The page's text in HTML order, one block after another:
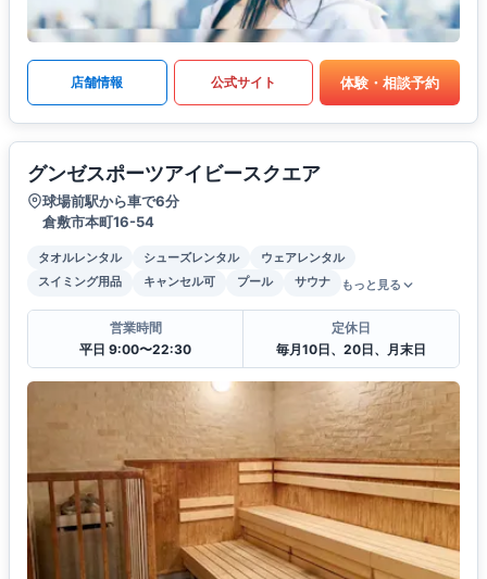
店舗情報 公式サイト 体験・相談予約
グンゼスポーツアイビースクエア
球場前駅から車で6分
倉敷市本町16-54
タオルレンタル シューズレンタル
ウェアレンタル
スイミング用品
キャンセル可 プール サウナ もっと見る
営業時間
平日 9:00〜22:30
定休日
毎月10日、20日、月末日